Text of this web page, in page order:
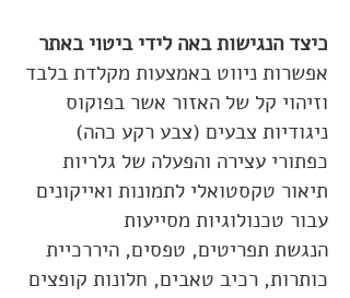
כיצד הנגישות באה לידי ביטוי באתר
אפשרות ניווט באמצעות מקלדת בלבד
וזיהוי קל של האזור אשר בפוקוס
ניגודיות צבעים (צבע רקע כהה)
כפתורי עצירה והפעלה של גלריות
תיאור טקסטואלי לתמונות ואייקונים
עבור טכנולוגיות מסייעות
הנגשת תפריטים, טפסים, היררכיית
כותרות, רכיב טאבים, חלונות קופצים